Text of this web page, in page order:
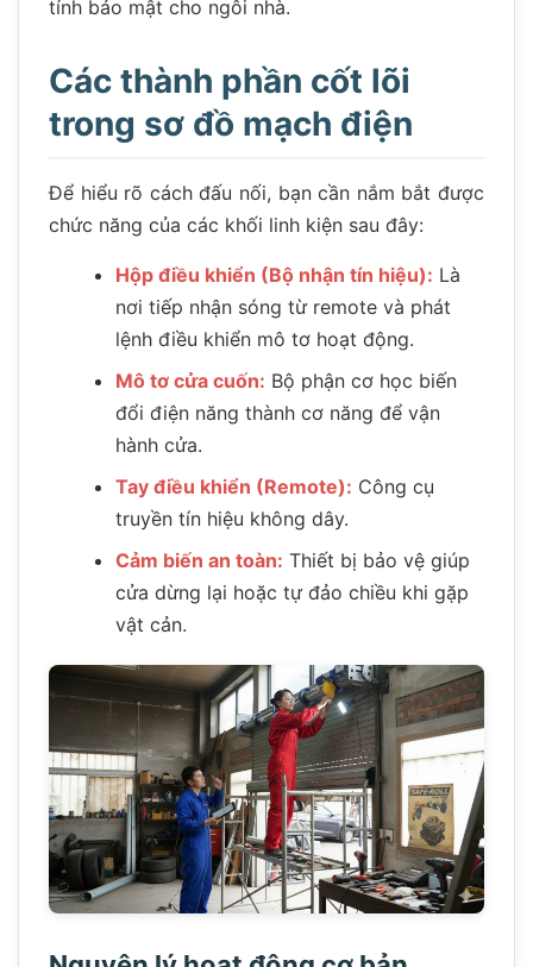
tính bảo mật cho ngôi nhà.
Các thành phần cốt lõi
trong sơ đồ mạch điện
Để hiểu rõ cách đấu nối, bạn cần nắm bắt được
chức năng của các khối linh kiện sau đây:
Hộp điều khiển (Bộ nhận tín hiệu): Là
nơi tiếp nhận sóng từ remote và phát
lệnh điều khiển mô tơ hoạt động.
Mô tơ cửa cuốn: Bộ phận cơ học biến
đổi điện năng thành cơ năng để vận
hành cửa.
Tay điều khiển (Remote): Công cụ
truyền tín hiệu không dây.
Cảm biến an toàn: Thiết bị bảo vệ giúp
cửa dừng lại hoặc tự đảo chiều khi gặp
vật cản.